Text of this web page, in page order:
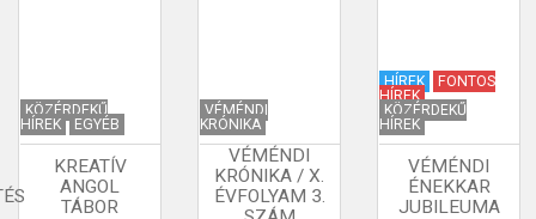
KÖZÉRDEKŰ
HÍREK
EGYÉB
KREATÍV
ANGOL
TÁBOR
VÉMÉNDI
KRÓNIKA
VÉMÉNDI
KRÓNIKA / X.
ÉVFOLYAM 3.
HÍREK
FONTOS
HÍREK
KÖZÉRDEKŰ
HÍREK
VÉMÉNDI
ÉNEKKAR
JUBILEUMA